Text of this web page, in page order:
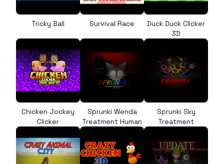
Tricky Ball Survival Race
Duck Duck Clicker
3D
Chicken Jockey
Clicker
Sprunki Wenda
Treatment Human
Sprunki Sky
Treatment